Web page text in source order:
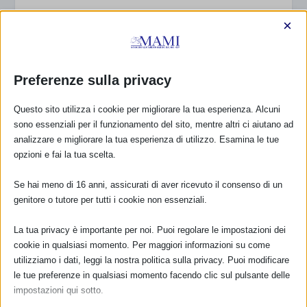
CONDIVIDERE:
PRECEDENTE
SAM 2022 a Uscio (GE) con
resoconto
PROSSIMO
SAM 2022 a Granarolo (BO)
con resoconto
Preferenze sulla privacy
×
Questo sito utilizza i cookie per migliorare la tua esperienza. Alcuni
sono essenziali per il funzionamento del sito, mentre altri ci aiutano ad
analizzare e migliorare la tua esperienza di utilizzo. Esamina le tue
opzioni e fai la tua scelta.
Se hai meno di 16 anni, assicurati di aver ricevuto il consenso di un
genitore o tutore per tutti i cookie non essenziali.
La tua privacy è importante per noi. Puoi regolare le impostazioni dei
cookie in qualsiasi momento. Per maggiori informazioni su come
utilizziamo i dati, leggi la nostra politica sulla privacy. Puoi modificare
le tue preferenze in qualsiasi momento facendo clic sul pulsante delle
impostazioni qui sotto.